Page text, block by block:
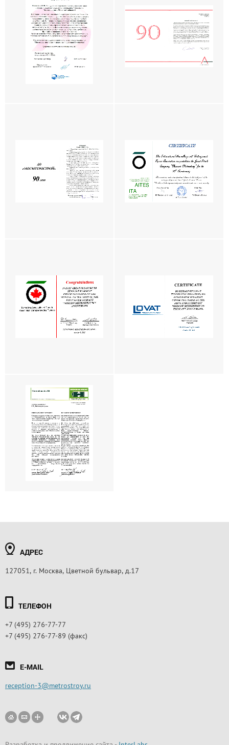
АДРЕС
127051, г. Москва, Цветной бульвар, д.17
ТЕЛЕФОН
+7 (495) 276-77-77
+7 (495) 276-77-89 (факс)
E-MAIL
reception-3@metrostroy.ru